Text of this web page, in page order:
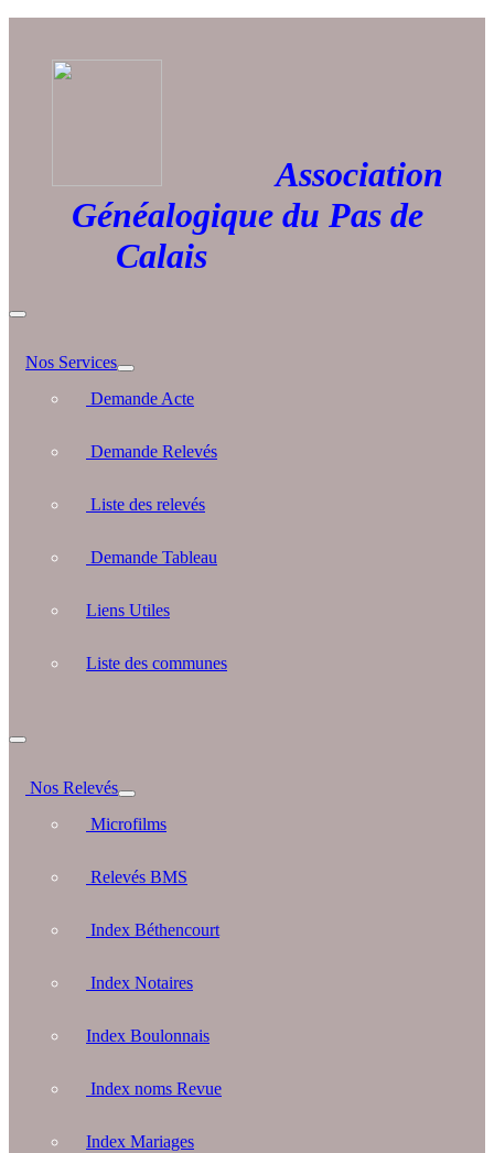
Association
Généalogique du Pas de
Calais
Nos Services
Demande Acte
Demande Relevés
Liste des relevés
Demande Tableau
Liens Utiles
Liste des communes
Nos Relevés
Microfilms
Relevés BMS
Index Béthencourt
Index Notaires
Index Boulonnais
Index noms Revue
Index Mariages